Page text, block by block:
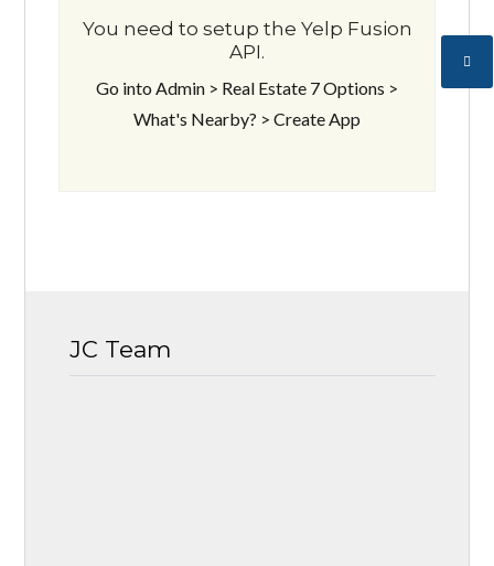
You need to setup the Yelp Fusion
API.
Go into Admin > Real Estate 7 Options >
What's Nearby? > Create App
JC Team